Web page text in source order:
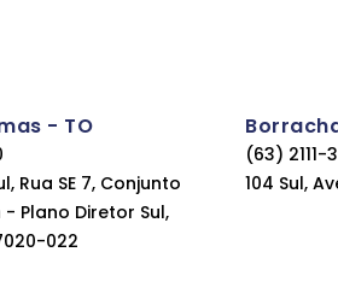
- TO
Rua SE 7, Conjunto
- Plano Diretor Sul,
022
(63) 2111-
104 Sul,